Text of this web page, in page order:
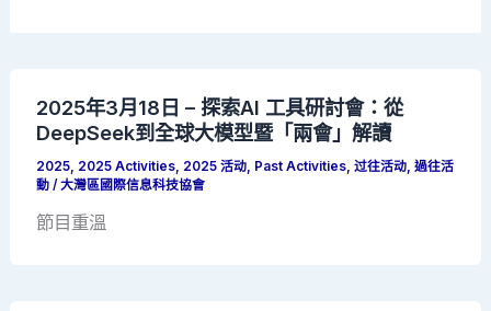
2025年3月18日 – 探索AI 工具研討會：從
DeepSeek到全球大模型暨「兩會」解讀
2025, 2025 Activities, 2025 活动, Past Activities,过往活动,過往活
動 /大灣區國際信息科技協會
節目重溫